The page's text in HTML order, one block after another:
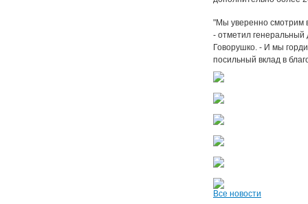
"Мы уверенно смотрим
- отметил
Говорушко. - И мы
посильный вклад в
Все новости